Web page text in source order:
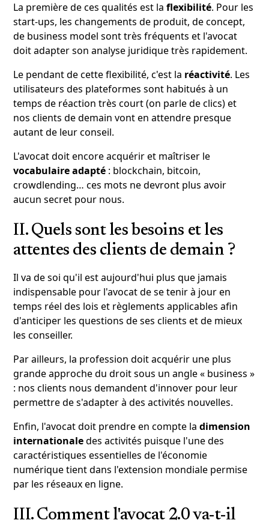
La première de ces qualités est laflexibilité. Pour les
start-ups, les changements de produit, de concept,
de business model sont très fréquents et l'avocat
doit adapter son analyse juridique très rapidement.
Le pendant de cette flexibilité, c'est la réactivité. Les
utilisateurs des plateformes sont habitués à un
temps de réaction très court (on parle de clics) et
nos clients de demain vont en attendre presque
autant de leur conseil.
L'avocat doit encore acquérir et maîtriser le
vocabulaire adapté : blockchain, bitcoin,
crowdlending… ces mots ne devront plus avoir
aucun secret pour nous.
II. Quels sont les besoins et les
attentes des clients de demain ?
Il va de soi qu'il est aujourd'hui plus que jamais
indispensable pour l'avocat de se tenir à jour en
temps réel des lois et règlements applicables afin
d'anticiper les questions de ses clients et de mieux
les conseiller.
Par ailleurs, la profession doit acquérir une plus
grande approche du droit sous un angle « business »
: nos clients nous demandent d'innover pour leur
permettre de s'adapter à des activités nouvelles.
Enfin, l'avocat doit prendre en compte ladimension
internationaledes activités puisque l'une des
caractéristiques essentielles de l'économie
numérique tient dans l'extension mondiale permise
par les réseaux en ligne.
III. Comment l'avocat 2.0 va-t-il